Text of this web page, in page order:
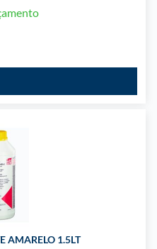
AMARELO 1.5LT